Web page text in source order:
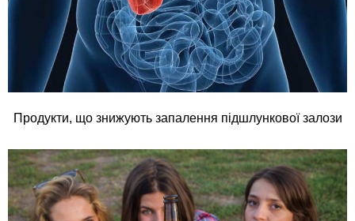
Продукти, що знижують запалення підшлункової залози